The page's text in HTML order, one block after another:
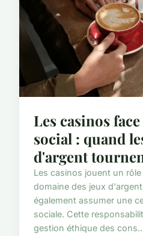
Les casinos
social : quand
d'argent
Les casinos jouent un
domaine des jeux
également assumer une
sociale. Cette
gestion éthique des